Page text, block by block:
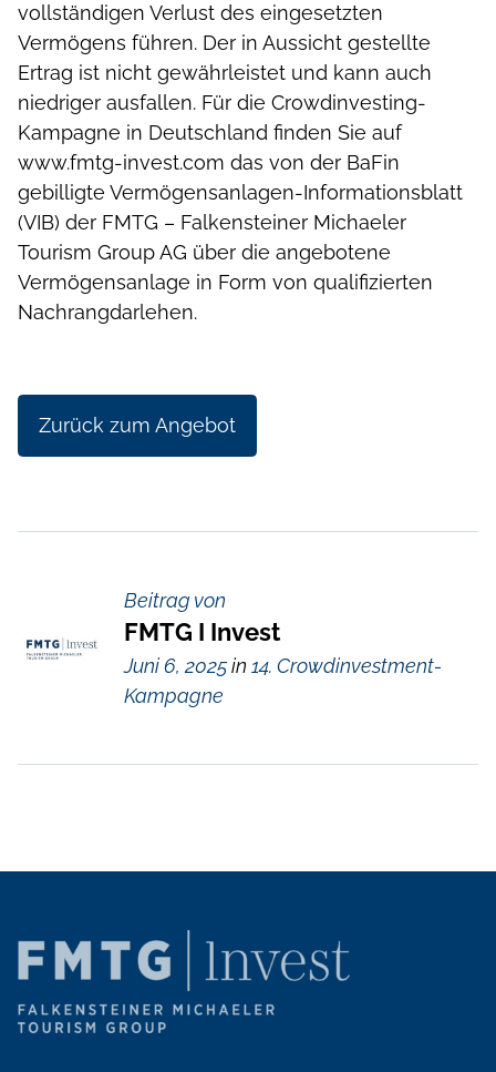
vollständigen Verlust des eingesetzten
Vermögens führen. Der in Aussicht gestellte
Ertrag ist nicht gewährleistet und kann auch
niedriger ausfallen. Für die Crowdinvesting-
Kampagne in Deutschland finden Sie auf
www.fmtg-invest.com das von der BaFin
gebilligte Vermögensanlagen-Informationsblatt
(VIB) der FMTG – Falkensteiner Michaeler
Tourism Group AG über die angebotene
Vermögensanlage in Form von qualifizierten
Nachrangdarlehen.
Zurück zum Angebot
Beitrag von
FMTG I Invest
Juni 6, 2025in 14. Crowdinvestment-
Kampagne